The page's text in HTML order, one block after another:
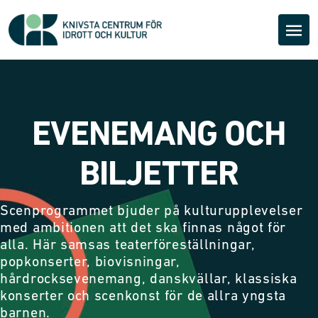
EVENEMANG OCH
BILJETTER
Scenprogrammet bjuder på kulturupplevelser
med ambitionen att det ska finnas något för
alla. Här samsas teaterföreställningar,
popkonserter, biovisningar,
hårdrocksevenemang, danskvällar, klassiska
konserter och scenkonst för de allra yngsta
barnen.